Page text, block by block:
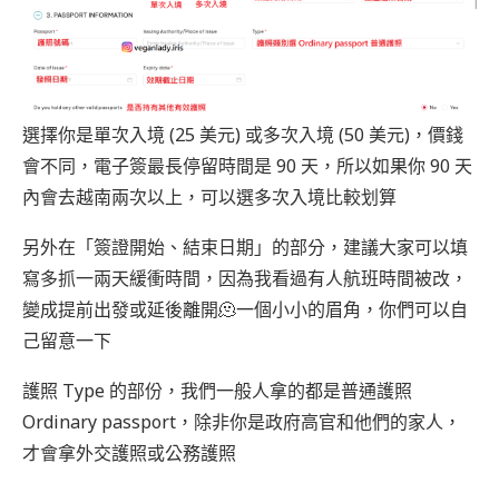
選擇你是單次入境 (25 美元) 或多次入境 (50 美元)，價錢
會不同，電子簽最長停留時間是 90 天，所以如果你 90 天
內會去越南兩次以上，可以選多次入境比較划算
另外在「簽證開始、結束日期」的部分，建議大家可以填
寫多抓一兩天緩衝時間，因為我看過有人航班時間被改，
變成提前出發或延後離開🫠一個小小的眉角，你們可以自
己留意一下
護照 Type 的部份，我們一般人拿的都是普通護照
Ordinary passport，除非你是政府高官和他們的家人，
才會拿外交護照或公務護照